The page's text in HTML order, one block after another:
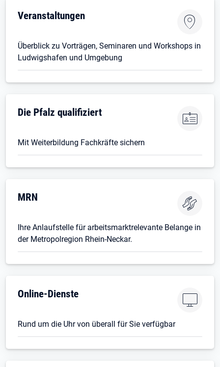
Veranstaltungen
Überblick zu Vorträgen, Seminaren und Workshops in
Ludwigshafen und Umgebung
Die Pfalz qualifiziert
Mit Weiterbildung Fachkräfte sichern
MRN
Ihre Anlaufstelle für arbeitsmarktrelevante Belange in
der Metropolregion Rhein-Neckar.
Online-Dienste
Rund um die Uhr von überall für Sie verfügbar